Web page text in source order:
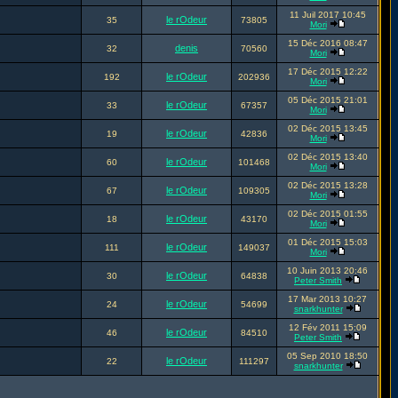
35 le rOdeur 73805
11 Juil 2017 10:45
Mori
32 denis 70560
15 Déc 2016 08:47
Mori
192 le rOdeur 202936
17 Déc 2015 12:22
Mori
33 le rOdeur 67357
05 Déc 2015 21:01
Mori
19 le rOdeur 42836
02 Déc 2015 13:45
Mori
60 le rOdeur 101468
02 Déc 2015 13:40
Mori
67 le rOdeur 109305
02 Déc 2015 13:28
Mori
18 le rOdeur 43170
02 Déc 2015 01:55
Mori
111 le rOdeur 149037
01 Déc 2015 15:03
Mori
30 le rOdeur 64838
10 Juin 2013 20:46
Peter Smith
24 le rOdeur 54699
17 Mar 2013 10:27
snarkhunter
46 le rOdeur 84510
12 Fév 2011 15:09
Peter Smith
22 le rOdeur 111297
05 Sep 2010 18:50
snarkhunter